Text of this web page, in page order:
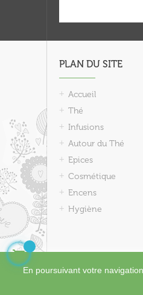
PLAN DU SITE
Accueil
Thé
Infusions
Autour du Thé
Epices
Cosmétique
Encens
Hygiène
En poursuivant votre
